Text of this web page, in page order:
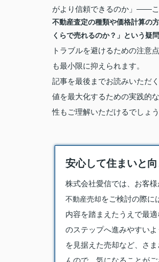
がより信頼できるのか」——こ
不動産査定の種類や価格計算の
くらで売れるのか？」という疑
トラブルを避けるための注意
も最小限に抑えられます。
記事を最後までお読みいただ
値を最大化するための実践的
性もご理解いただけるでしょう
安心して住まいと
株式会社愛信では、お客
不動産売却をご検討の際に
内容を踏まえたうえで最
のステップへ進みやすい
を見据えた売却など、さ
んので、気になることが